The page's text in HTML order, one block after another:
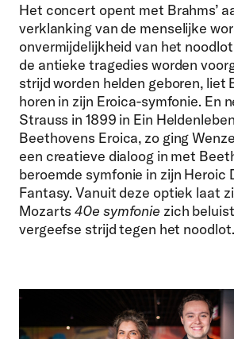
Het concert opent met Brahms’
verklanking van de menselijke
onvermijdelijkheid van het
de antieke tragedies worden
strijd worden helden geboren, liet
horen in zijn Eroica-symfonie. En
Strauss in 1899 in Ein
Beethovens Eroica, zo ging
een creatieve dialoog in met
beroemde symfonie in zijn Heroic
Fantasy. Vanuit deze optiek laat
Mozarts40e symfonie zich
vergeefse strijd tegen het noodlot.